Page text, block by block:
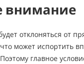
внимание
отклоняться от
может испортить
главное